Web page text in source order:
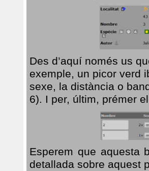
Des d’aquí només us
exemple, un picor verd
sexe, la distància o
6). I per, últim, prémer
Esperem que aquesta
detallada sobre aquest